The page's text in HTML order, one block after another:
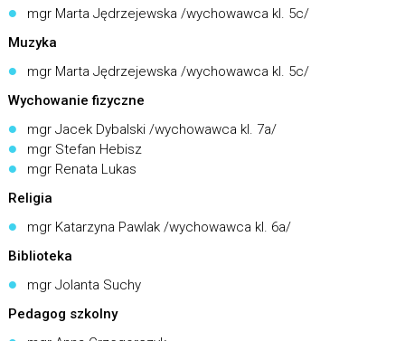
mgr Marta Jędrzejewska /wychowawca kl. 5c/
Muzyka
mgr Marta Jędrzejewska /wychowawca kl. 5c/
Wychowanie fizyczne
mgr Jacek Dybalski /wychowawca kl. 7a/
mgr Stefan Hebisz
mgr Renata Lukas
Religia
mgr Katarzyna Pawlak /wychowawca kl. 6a/
Biblioteka
mgr Jolanta Suchy
Pedagog szkolny